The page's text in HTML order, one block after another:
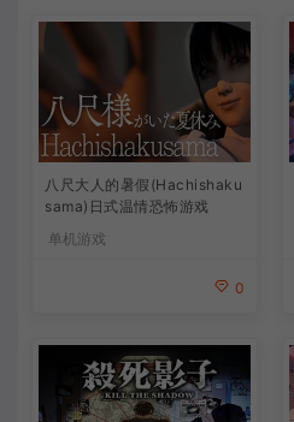
八尺大人的暑假(Hachishaku
sama)日式温情恐怖游戏
单机游戏
0